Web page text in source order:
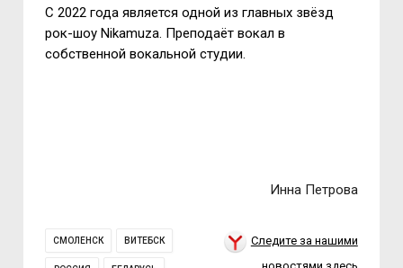
С 2022 года является одной из главных звёзд
рок-шоуNikamuza. Преподаёт вокал в
собственной вокальной студии.
Инна Петрова
СМОЛЕНСК ВИТЕБСК
Следите за нашими